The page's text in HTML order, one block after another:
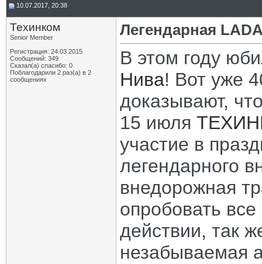
10.07.2017, 20:38
Техинком
Senior Member
Регистрация: 24.03.2015
Сообщений: 349
Сказал(а) спасибо: 0
Поблагодарили 2 раз(а) в 2
сообщениях
Легендарная
В этом году
Нива! Вот уже
доказывают,
15 июля
участие в
легендарного
внедорожная
опробовать
действии, так
незабываемая